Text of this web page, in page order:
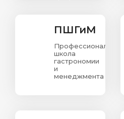
ограниченными
возможностями
ПШГиМ
Профессиональная
школа
гастрономии
и
менеджмента